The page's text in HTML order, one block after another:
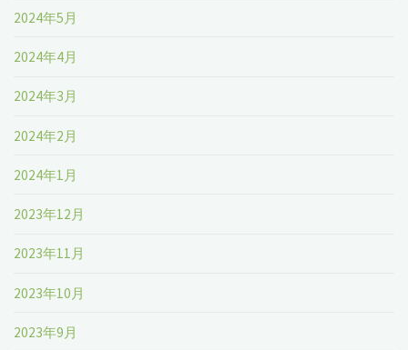
2024年5月
2024年4月
2024年3月
2024年2月
2024年1月
2023年12月
2023年11月
2023年10月
2023年9月